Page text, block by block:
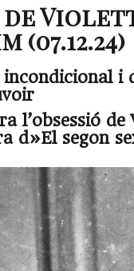
de
(07.12.24)
i
l’obsessió
d»El segon